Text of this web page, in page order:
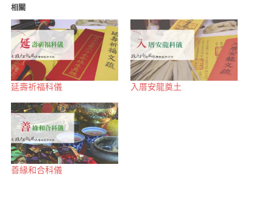
相關
延壽祈福科儀 入厝安龍奠土
善緣和合科儀